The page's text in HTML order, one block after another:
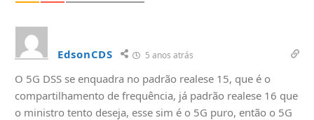
EdsonCDS 5 anos atrás
O 5G DSS se enquadra no padrão realese 15, que é o
compartilhamento de frequência, já padrão realese 16 que
o ministro tento deseja, esse sim é o 5G puro, então o 5G